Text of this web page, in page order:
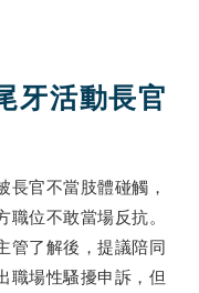
牙活動長官
長官不當肢體碰觸，
位不敢當場反抗。
管了解後，提議陪同
職場性騷擾申訴，但